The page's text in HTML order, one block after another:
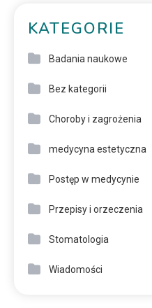
KATEGORIE
Badania naukowe
Bez kategorii
Choroby i zagrożenia
medycyna estetyczna
Postęp w medycynie
Przepisy i orzeczenia
Stomatologia
Wiadomości